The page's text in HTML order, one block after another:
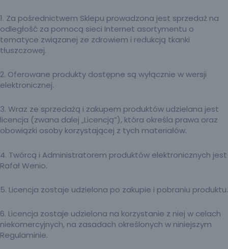
1. Za pośrednictwem Sklepu prowadzona jest sprzedaż na
odległość za pomocą sieci Internet asortymentu o
tematyce związanej ze zdrowiem i redukcją tkanki
tłuszczowej.
2. Oferowane produkty dostępne są wyłącznie w wersji
elektronicznej.
3. Wraz ze sprzedażą i zakupem produktów udzielana jest
licencja (zwana dalej „Licencją”), która określa prawa oraz
obowiązki osoby korzystającej z tych materiałów.
4. Twórcą i Administratorem produktów elektronicznych jest
Rafał Wenio.
5. Licencja zostaje udzielona po zakupie i pobraniu produktu.
6. Licencja zostaje udzielona na korzystanie z niej w celach
niekomercyjnych, na zasadach określonych w niniejszym
Regulaminie.